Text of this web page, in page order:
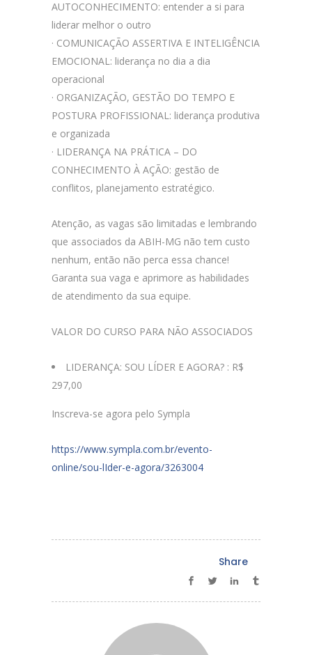
AUTOCONHECIMENTO: entender a si para
liderar melhor o outro
· COMUNICAÇÃO ASSERTIVA E INTELIGÊNCIA
EMOCIONAL: liderança no dia a dia
operacional
· ORGANIZAÇÃO, GESTÃO DO TEMPO E
POSTURA PROFISSIONAL: liderança produtiva
e organizada
· LIDERANÇA NA PRÁTICA – DO
CONHECIMENTO À AÇÃO: gestão de
conflitos, planejamento estratégico.
Atenção, as vagas são limitadas e lembrando
que associados da ABIH-MG não tem custo
nenhum, então não perca essa chance!
Garanta sua vaga e aprimore as habilidades
de atendimento da sua equipe.
VALOR DO CURSO PARA NÃO ASSOCIADOS
LIDERANÇA: SOU LÍDER E AGORA? : R$
297,00
Inscreva-se agora pelo Sympla
https://www.sympla.com.br/evento-
online/sou-lIder-e-agora/3263004
Share